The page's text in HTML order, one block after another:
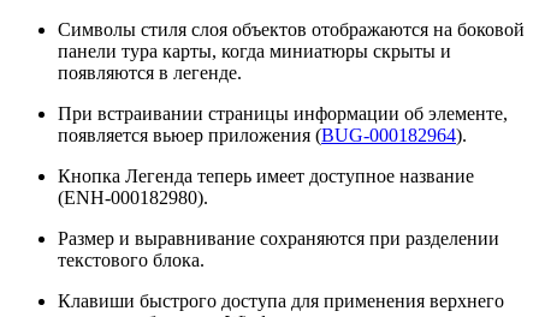
Символы стиля слоя объектов отображаются на боковой
панели тура карты, когда миниатюры скрыты и
появляются в легенде.
При встраивании страницы информации об элементе,
появляется вьюер приложения (BUG-000182964).
Кнопка Легенда теперь имеет доступное название
(ENH-000182980).
Размер и выравнивание сохраняются при разделении
текстового блока.
Клавиши быстрого доступа для применения верхнего